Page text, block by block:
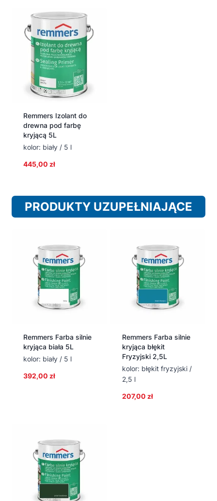
Remmers Izolant do
drewna pod farbę
kryjącą 5L
kolor: biały / 5 l
445,00 zł
PRODUKTY UZUPEŁNIAJĄCE
Remmers Farba silnie
kryjąca biała 5L
kolor: biały / 5 l
392,00 zł
Remmers Farba silnie
kryjąca błękit
Fryzyjski 2,5L
kolor: błękit fryzyjski /
2,5 l
207,00 zł